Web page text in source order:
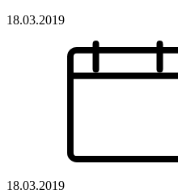
18.03.2019
18.03.2019